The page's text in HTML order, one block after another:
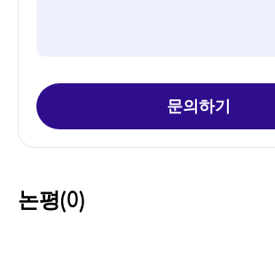
문의하기
논평(0)